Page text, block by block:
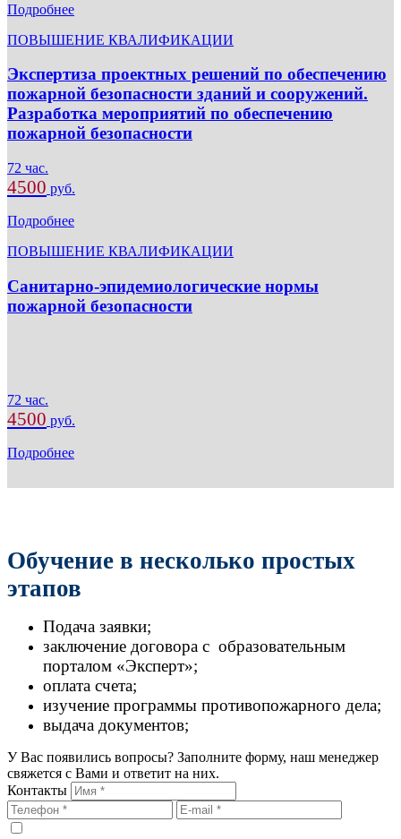
Подробнее
ПОВЫШЕНИЕ КВАЛИФИКАЦИИ
Экспертиза проектных решений по обеспечению
пожарной безопасности зданий и сооружений.
Разработка мероприятий по обеспечению
пожарной безопасности
72 час.
4500 руб.
Подробнее
ПОВЫШЕНИЕ КВАЛИФИКАЦИИ
Санитарно-эпидемиологические нормы
пожарной безопасности
72 час.
4500 руб.
Подробнее
Обучение в несколько простых
этапов
Подача заявки;
заключение договора с образовательным
порталом «Эксперт»;
оплата счета;
изучение программы противопожарного дела;
выдача документов;
У Вас появились вопросы? Заполните форму, наш менеджер
свяжется с Вами и ответит на них.
Контакты